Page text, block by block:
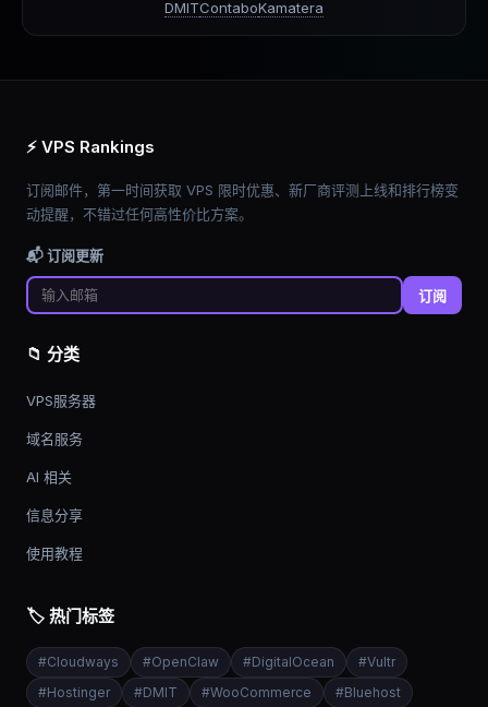
DMITContaboKamatera
⚡ VPS Rankings
订阅邮件，第一时间获取 VPS 限时优惠、新厂商评测上线和排行榜变
动提醒，不错过任何高性价比方案。
📬 订阅更新
订阅
📁 分类
VPS服务器
域名服务
AI 相关
信息分享
使用教程
🏷️ 热门标签
#Cloudways #OpenClaw #DigitalOcean #Vultr
#Hostinger #DMIT #WooCommerce #Bluehost